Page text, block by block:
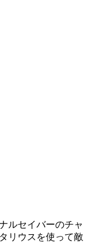
ルセイバーのチャ
リウスを使って敵